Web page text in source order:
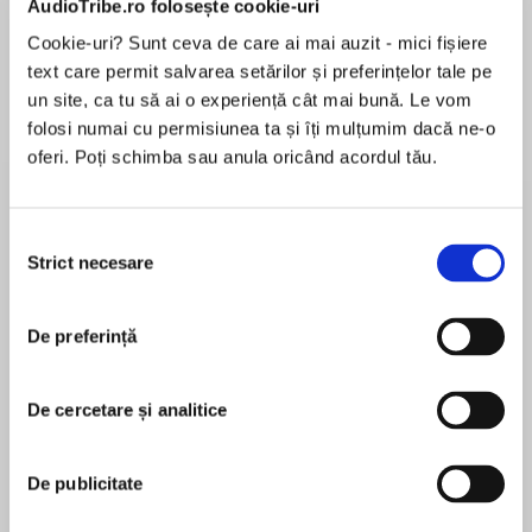
AudioTribe.ro folosește cookie-uri
Cookie-uri? Sunt ceva de care ai mai auzit - mici fișiere
text care permit salvarea setărilor și preferințelor tale pe
un site, ca tu să ai o experiență cât mai bună. Le vom
folosi numai cu permisiunea ta și îți mulțumim dacă ne-o
oferi. Poți schimba sau anula oricând acordul tău.
consimțământului
Strict necesare
De preferință
De cercetare și analitice
De publicitate
Desprecarte
Agatha Christie’s ‘most absorbing mystery’ –
her own autobiography.
Over the three decades since her death on 12
January 1976, many of Agatha Christie’s readers
and reviewers have maintained that her most
compelling book is probably still her least well-
mainly in the 1960s, modestly ignores the fact
fascinating private life. From early childhood at
pentru această carte
Agatha Christie is known throughout the world as